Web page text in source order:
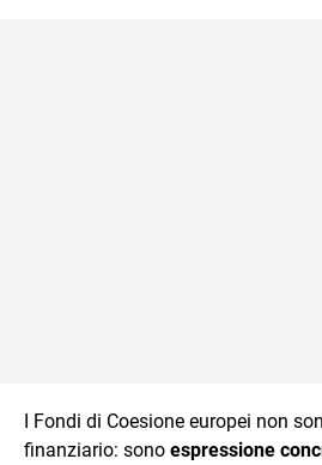
I Fondi di Coesione europei non
finanziario: sono espressione